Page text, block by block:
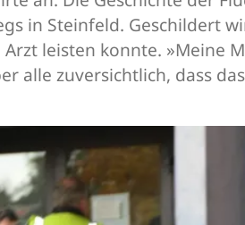
in Steinfeld. Geschildert
leisten konnte. »Meine
alle zuversichtlich, dass